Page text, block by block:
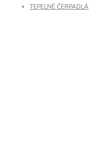
TEPELNÉ ČERPADLÁ